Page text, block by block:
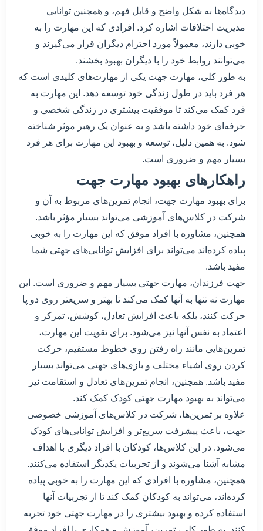
دیدگاه‌ها به شکل واضح و قابل فهم، و همچنین توانایی
مدیریت اختلافات اشاره کرد. افرادی که این مهارت را به
خوبی دارند، معمولاً مورد احترام دیگران قرار می‌گیرند و
می‌توانند روابط خود را با دیگران بهبود بخشند.
به طور کلی، مهارت جهت یکی از مهارت‌های کلیدی است که
هر فرد باید در طول زندگی خود توسعه دهد. این مهارت به
فرد کمک می‌کند تا موفقیت بیشتری در زندگی شخصی و
حرفه‌ای خود داشته باشد و به عنوان یک رهبر موثر شناخته
شود. به همین دلیل، توسعه و بهبود این مهارت برای هر فرد
بسیار مهم و ضروری است.
راهکارهای بهبود مهارت جهت
برای بهبود مهارت جهت، انجام تمرین‌های مربوط به آن و
شرکت در کلاس‌های آموزشی می‌تواند بسیار مؤثر باشد.
همچنین، مشاوره با افراد موفق که این مهارت را به خوبی
پیاده کرده‌اند می‌تواند برای افزایش توانایی‌های جهتی شما
مفید باشد.
جهت فرزندان، مهارت جهتی بسیار مهم و ضروری است. این
مهارت نه تنها به آنها کمک می‌کند تا بهتر و سریعتر روی دو پا
حرکت کنند، بلکه باعث افزایش تعادل، کوشش، تمرکز و
اعتماد به نفس آنها نیز می‌شود. برای تقویت این مهارت،
تمرین‌هایی مانند راه رفتن روی خطوط مستقیم، حرکت
کردن روی اشیاء مختلف و بازی‌های جهتی می‌تواند بسیار
مفید باشد. همچنین، انجام تمرین‌های تعادل و استقامت نیز
می‌تواند به بهبود مهارت جهتی کودک کمک کند.
علاوه بر تمرین‌ها، شرکت در کلاس‌های آموزشی خصوصی
جهت، باعث پیشرفت سریع‌تر و افزایش توانایی‌های کودک
می‌شود. در این کلاس‌ها، کودکان با افراد دیگری با اهداف
مشابه آشنا می‌شوند و از تجربیات یکدیگر استفاده می‌کنند.
همچنین، مشاوره با افرادی که این مهارت را به خوبی پیاده
کرده‌اند، می‌تواند به کودکان کمک کند تا از تجربیات آنها
استفاده کرده و بهبود بیشتری را در مهارت جهتی خود تجربه